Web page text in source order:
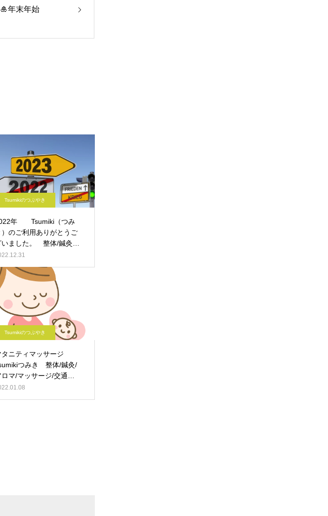
年末年始
Tsumikiのつぶやき
年 Tsumiki（つみ
）のご利用ありがとうご
いました。 整体/鍼灸/
ロマ/マッサージ/交通事
Tsumikiのつぶやき
タニティマッサージ
つみき 整体/鍼灸/
ロマ/マッサージ/交通事
治療 ｰ 京都 伏見 –